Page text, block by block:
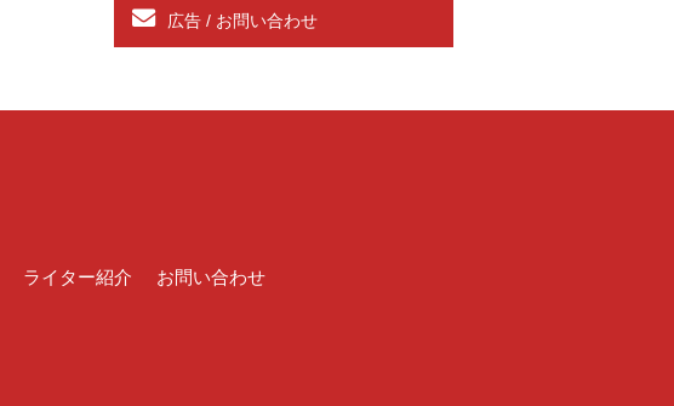
広告 / お問い合わせ
ライター紹介 お問い合わせ